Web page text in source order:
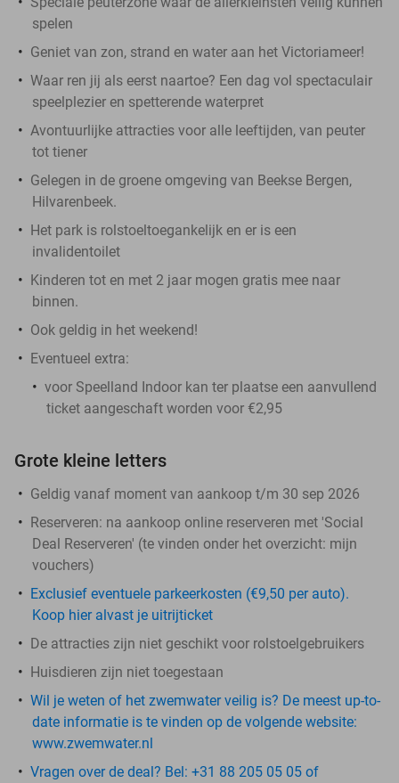
spelen
Geniet van zon, strand en water aan het Victoriameer!
Waar ren jij als eerst naartoe? Een dag vol spectaculair
speelplezier en spetterende waterpret
Avontuurlijke attracties voor alle leeftijden, van peuter
tot tiener
Gelegen in de groene omgeving van Beekse Bergen,
Hilvarenbeek.
Het park is rolstoeltoegankelijk en er is een
invalidentoilet
Kinderen tot en met 2 jaar mogen gratis mee naar
binnen.
Ook geldig in het weekend!
Eventueel extra:
voor Speelland Indoor kan ter plaatse een aanvullend
ticket aangeschaft worden voor €2,95
Grote kleine letters
Geldig vanaf moment van aankoop t/m 30 sep 2026
Reserveren: na aankoop online reserveren met 'Social
Deal Reserveren' (te vinden onder het overzicht: mijn
vouchers)
Exclusief eventuele parkeerkosten (€9,50 per auto).
Koop hier alvast je uitrijticket
De attracties zijn niet geschikt voor rolstoelgebruikers
Huisdieren zijn niet toegestaan
Wil je weten of het zwemwater veilig is? De meest up-to-
date informatie is te vinden op de volgende website:
www.zwemwater.nl
Vragen over de deal? Bel: +31 88 205 05 05 of